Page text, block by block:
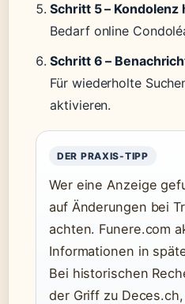
Schritt 5 – Kondolenz
Bedarf online
Schritt 6 –
Für wiederholte
aktivieren.
DER PRAXIS-TIPP
Wer eine Anzeige
auf Änderungen bei
achten. Funere.com
Informationen in
Bei historischen
der Griff zu